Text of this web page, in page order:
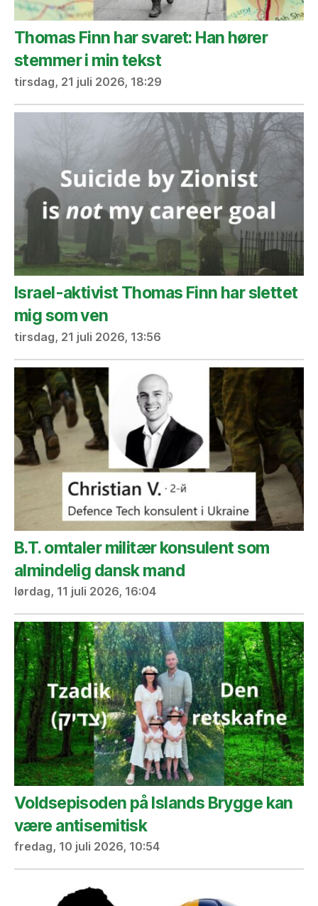
Thomas Finn har svaret: Han hører
stemmer i min tekst
tirsdag, 21 juli 2026, 18:29
Israel-aktivist Thomas Finn har slettet
mig som ven
tirsdag, 21 juli 2026, 13:56
B.T. omtaler militær konsulent som
almindelig dansk mand
lørdag, 11 juli 2026, 16:04
Voldsepisoden på Islands Brygge kan
være antisemitisk
fredag, 10 juli 2026, 10:54